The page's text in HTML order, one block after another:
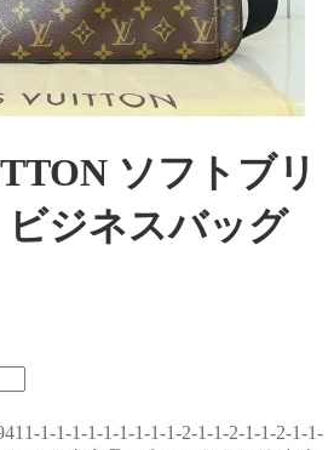
ソフトブリ
ジネスバッグ
1-1-1-1-1-1-1-1-1-2-1-1-2-1-1-2-1-1-